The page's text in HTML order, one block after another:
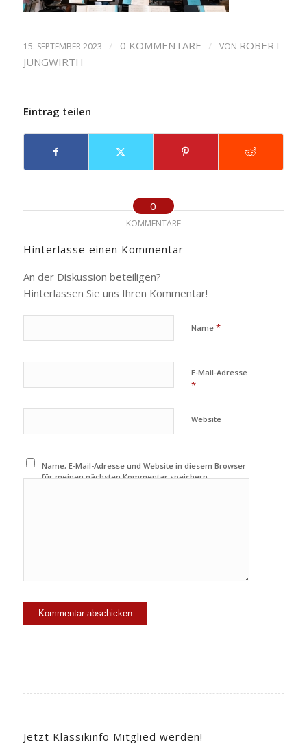
15. SEPTEMBER 2023 / 0 KOMMENTARE / VON ROBERT
JUNGWIRTH
Eintrag teilen
0
KOMMENTARE
Hinterlasse einen Kommentar
An der Diskussion beteiligen?
Hinterlassen Sie uns Ihren Kommentar!
Name *
E-Mail-Adresse
*
Website
Name, E-Mail-Adresse und Website in diesem Browser
für meinen nächsten Kommentar speichern.
Jetzt Klassikinfo Mitglied werden!